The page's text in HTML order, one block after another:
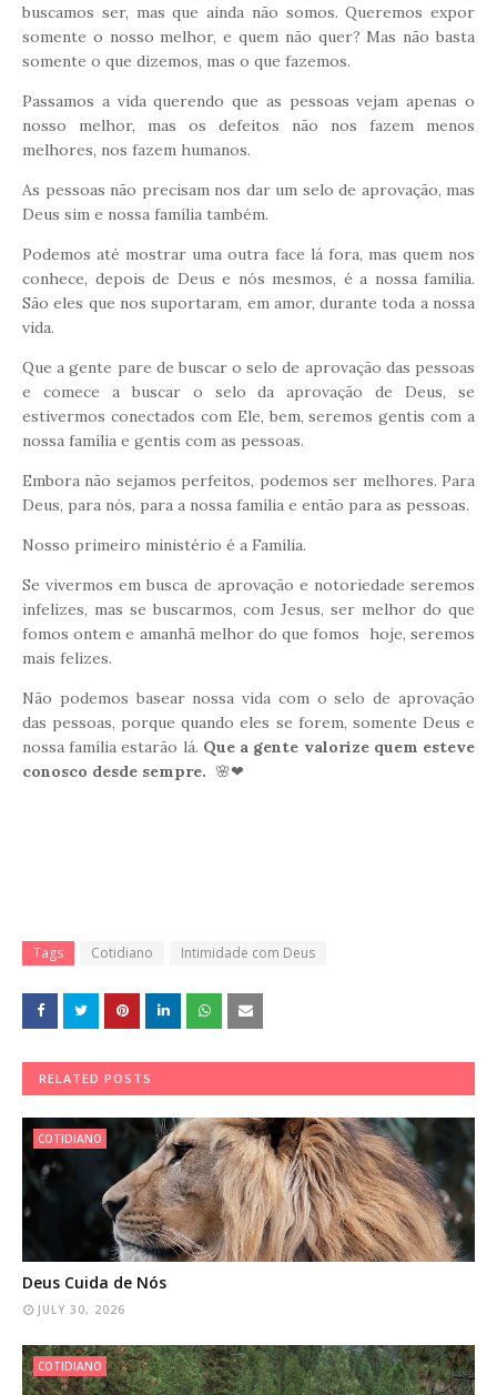
buscamos ser, mas que ainda não somos. Queremos expor
somente o nosso melhor, e quem não quer? Mas não basta
somente o que dizemos, mas o que fazemos.
Passamos a vida querendo que as pessoas vejam apenas o
nosso melhor, mas os defeitos não nos fazem menos
melhores, nos fazem humanos.
As pessoas não precisam nos dar um selo de aprovação, mas
Deus sim e nossa família também.
Podemos até mostrar uma outra face lá fora, mas quem nos
conhece, depois de Deus e nós mesmos, é a nossa família.
São eles que nos suportaram, em amor, durante toda a nossa
vida.
Que a gente pare de buscar o selo de aprovação das pessoas
e comece a buscar o selo da aprovação de Deus, se
estivermos conectados com Ele, bem, seremos gentis com a
nossa família e gentis com as pessoas.
Embora não sejamos perfeitos, podemos ser melhores. Para
Deus, para nós, para a nossa família e então para as pessoas.
Nosso primeiro ministério é a Família.
Se vivermos em busca de aprovação e notoriedade seremos
infelizes, mas se buscarmos, com Jesus, ser melhor do que
fomos ontem e amanhã melhor do que fomos hoje, seremos
mais felizes.
Não podemos basear nossa vida com o selo de aprovação
das pessoas, porque quando eles se forem, somente Deus e
nossa família estarão lá. Que a gente valorize quem esteve
conosco desde sempre. 🌸❤
Tags Cotidiano Intimidade com Deus
RELATED POSTS
COTIDIANO
Deus Cuida de Nós
JULY 30, 2026
COTIDIANO